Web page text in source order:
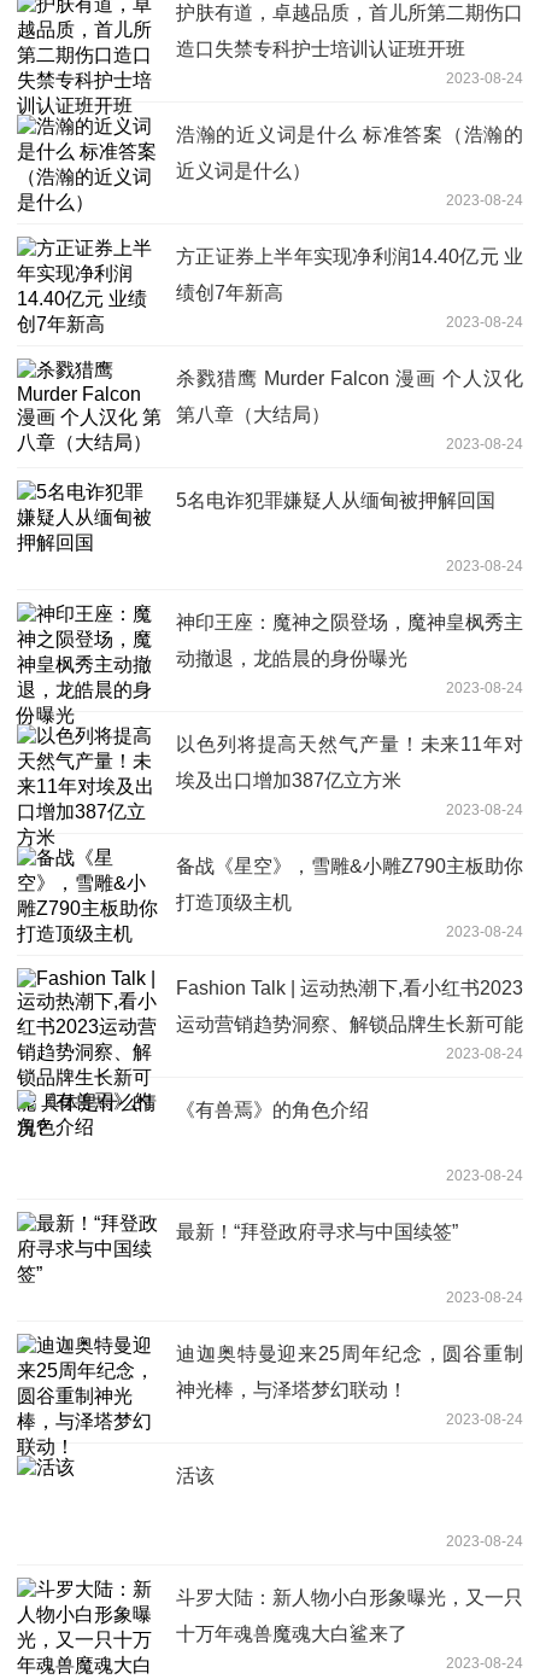
护肤有道，卓越品质，首儿所第二期伤口
造口失禁专科护士培训认证班开班
2023-08-24
浩瀚的近义词是什么 标准答案（浩瀚的
近义词是什么）
2023-08-24
方正证券上半年实现净利润14.40亿元 业
绩创7年新高
2023-08-24
杀戮猎鹰 Murder Falcon 漫画 个人汉化
第八章（大结局）
2023-08-24
5名电诈犯罪嫌疑人从缅甸被押解回国
2023-08-24
神印王座：魔神之陨登场，魔神皇枫秀主
动撤退，龙皓晨的身份曝光
2023-08-24
以色列将提高天然气产量！未来11年对
埃及出口增加387亿立方米
2023-08-24
备战《星空》，雪雕&小雕Z790主板助你
打造顶级主机
2023-08-24
Fashion Talk | 运动热潮下,看小红书2023
运动营销趋势洞察、解锁品牌生长新可能
2023-08-24
《有兽焉》的角色介绍
2023-08-24
最新！“拜登政府寻求与中国续签”
2023-08-24
迪迦奥特曼迎来25周年纪念，圆谷重制
神光棒，与泽塔梦幻联动！
2023-08-24
活该
2023-08-24
斗罗大陆：新人物小白形象曝光，又一只
十万年魂兽魔魂大白鲨来了
2023-08-24